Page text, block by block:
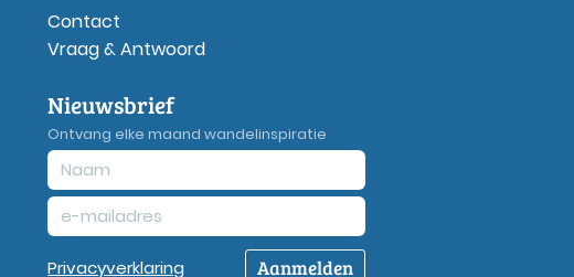
Contact
Vraag & Antwoord
Nieuwsbrief
Ontvang elke maand wandelinspiratie
Privacyverklaring Aanmelden